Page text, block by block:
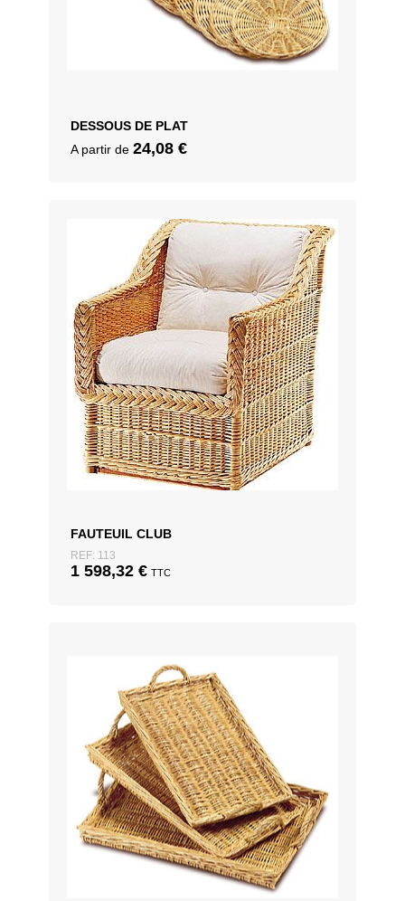
DESSOUS DE PLAT
A partir de 24,08 €
FAUTEUIL CLUB
REF: 113
1 598,32 € TTC